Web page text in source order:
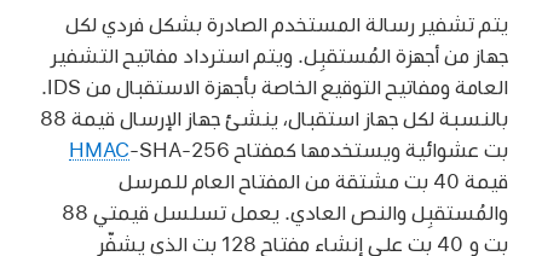
يتم تشفير رسالة المستخدم الصادرة بشكل فردي لكل
جهاز من أجهزة المُستقبِل. ويتم استرداد مفاتيح التشفير
العامة ومفاتيح التوقيع الخاصة بأجهزة الاستقبال من IDS.
بالنسبة لكل جهاز استقبال، ينشئ جهاز الإرسال قيمة 88
بت عشوائية ويستخدمها كمفتاح
HMAC-SHA-256
قيمة 40 بت مشتقة من المفتاح العام للمرسل
والمُستقبِل والنص العادي. يعمل تسلسل قيمتي 88
بت و 40 بت على إنشاء مفتاح 128 بت الذي يشفّر